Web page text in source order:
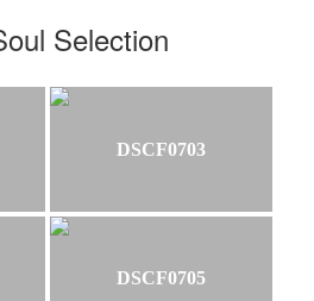
Selection
DSCF0703
DSCF0705